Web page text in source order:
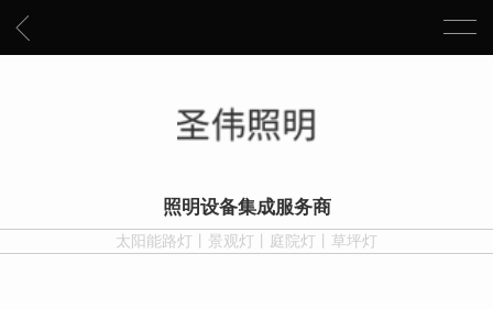
照明设备集成服务商
太阳能路灯丨景观灯丨庭院灯丨草坪灯